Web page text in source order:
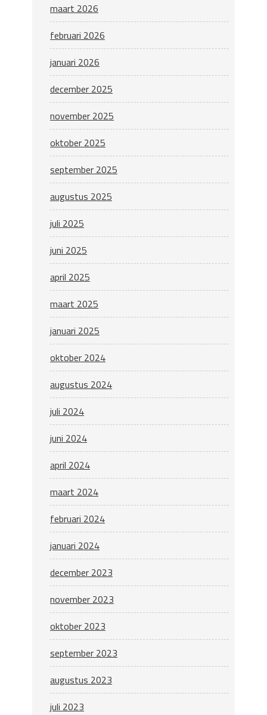
maart 2026
februari 2026
januari 2026
december 2025
november 2025
oktober 2025
september 2025
augustus 2025
juli 2025
juni 2025
april 2025
maart 2025
januari 2025
oktober 2024
augustus 2024
juli 2024
juni 2024
april 2024
maart 2024
februari 2024
januari 2024
december 2023
november 2023
oktober 2023
september 2023
augustus 2023
juli 2023